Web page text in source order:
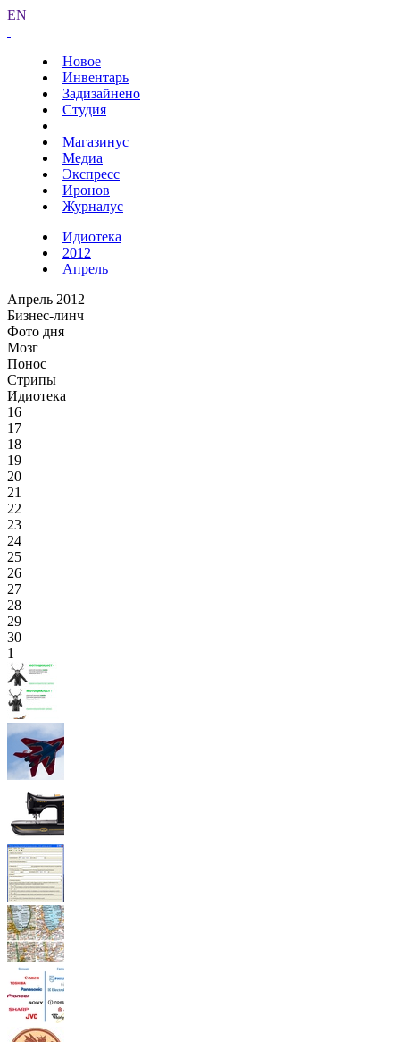
EN
Новое
Инвентарь
Задизайнено
Студия
Магазинус
Медиа
Экспресс
Иронов
Журналус
Идиотека
2012
Апрель
Апрель 2012
Бизнес-линч
Фото дня
Мозг
Понос
Стрипы
Идиотека
16
17
18
19
20
21
22
23
24
25
26
27
28
29
30
1